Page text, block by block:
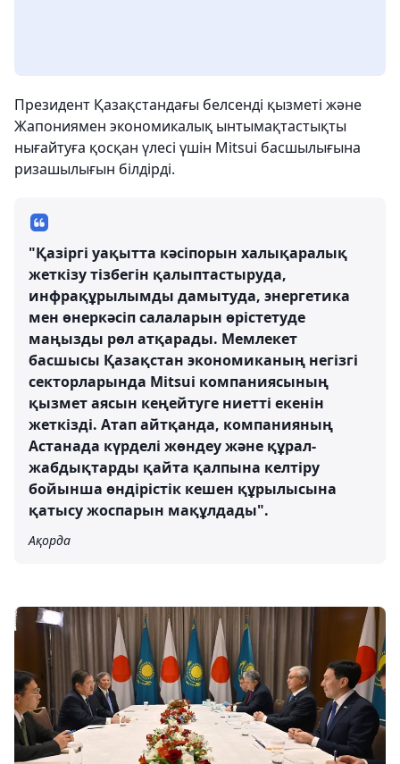
Президент Қазақстандағы белсенді қызметі және
Жапониямен экономикалық ынтымақтастықты
нығайтуға қосқан үлесі үшін Mitsui басшылығына
ризашылығын білдірді.
"Қазіргі уақытта кәсіпорын халықаралық
жеткізу тізбегін қалыптастыруда,
инфрақұрылымды дамытуда, энергетика
мен өнеркәсіп салаларын өрістетуде
маңызды рөл атқарады. Мемлекет
басшысы Қазақстан экономиканың негізгі
секторларында Mitsui компаниясының
қызмет аясын кеңейтуге ниетті екенін
жеткізді. Атап айтқанда, компанияның
Астанада күрделі жөндеу және құрал-
жабдықтарды қайта қалпына келтіру
бойынша өндірістік кешен құрылысына
қатысу жоспарын мақұлдады".
Ақорда